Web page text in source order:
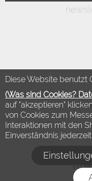
Diese Website benutzt
(Was sind Cookies?
auf "akzeptieren"
von Cookies zum
Interaktionen mit den
Einverständnis